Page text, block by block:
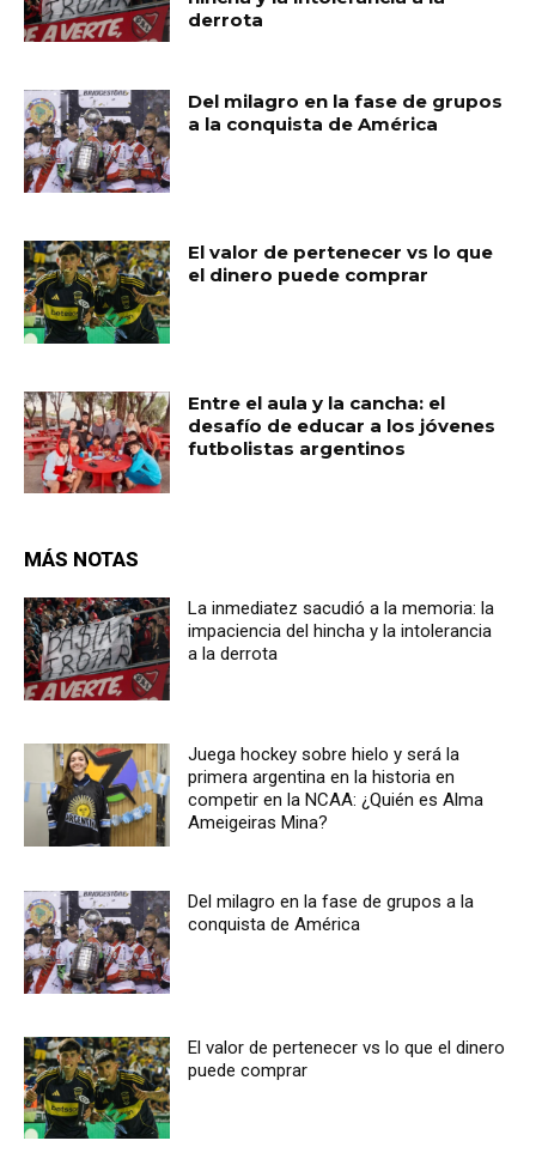
derrota
Del milagro en la fase de grupos
a la conquista de América
El valor de pertenecer vs lo que
el dinero puede comprar
Entre el aula y la cancha: el
desafío de educar a los jóvenes
futbolistas argentinos
MÁS NOTAS
La inmediatez sacudió a la memoria: la
impaciencia del hincha y la intolerancia
a la derrota
Juega hockey sobre hielo y será la
primera argentina en la historia en
competir en la NCAA: ¿Quién es Alma
Ameigeiras Mina?
Del milagro en la fase de grupos a la
conquista de América
El valor de pertenecer vs lo que el dinero
puede comprar